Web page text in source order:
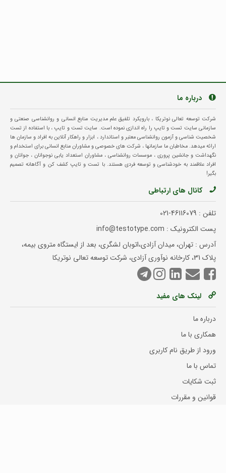
درباره ما
شرکت توسعه تعالی نوتریکا ، بارویکرد تلفیق علم مدیریت منابع انسانی و روانشناسی صنعتی و
سازمانی سایت تست و تایپ را راه اندازی نموده است. سایت تست و تایپ ، با استفاده از تست
شخصیت شناسی و آزمون روانشناسی معتبر و استاندارد ، ابزار و راهکار آنلاین به افراد و سازمان ها
ارائه میدهد. مخاطبان ما سازمانها ، شرکت های خصوصی و مشاوران منابع انسانی برای استخدام و
نگهداشت و جانشین پروری ، موسسات روانشناسی ، مشاوران استعداد یابی نوجوانان ، جوانان و
افراد علاقمند به خودشناسی و توسعه فردی هستند. با تست و تایپ کشف کن و آگاهانه تصمیم
بگیر!
کانال های ارتباطی
تلفن : 021-46116079
پست الکترونیک : info@testotype.com
آدرس : تهران، میدان آزادی،اتوبان لشگری، بعد از ایستگاه متروی بیمه،
پلاک 31، کارخانه نوآوری آزادی، شرکت توسعه تعالی نوتریکا
لینک های مفید
درباره ما
همکاری با ما
ورود از طریق نام کاربری
تماس با ما
ثبت شکایات
قوانین و مقررات